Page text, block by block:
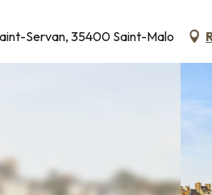
Servan, 35400 Saint-Malo